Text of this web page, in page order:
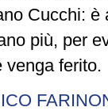
Cucchi: è
più, per
venga ferito.